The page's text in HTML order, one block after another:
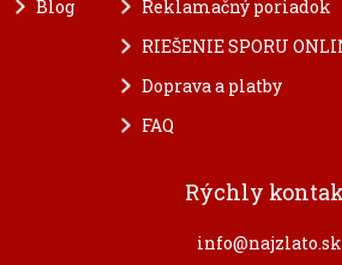
Blog
Reklamačný poriadok
RIEŠENIE SPORU
Doprava a platby
FAQ
Rýchly
info@najzlato.sk